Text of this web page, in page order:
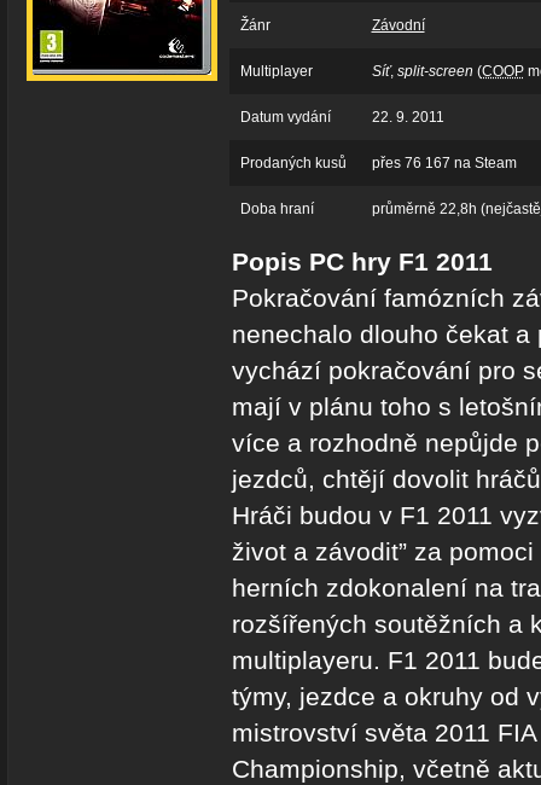
Žánr Závodní
Multiplayer Síť, split-screen (COOP
Datum vydání 22. 9. 2011
Prodaných kusů přes 76 167 na Steam
Doba hraní průměrně 22,8h
Popis PC hry F1 2011
Pokračování famózních
nenechalo dlouho čekat
vychází pokračování pro
mají v plánu toho s
více a rozhodně nepůjde
jezdců, chtějí dovolit
Hráči budou v F1 2011
život a závodit” za
herních zdokonalení na
rozšířených soutěžních a
multiplayeru. F1 2011
týmy, jezdce a okruhy od
mistrovství světa 2011
Championship, včetně